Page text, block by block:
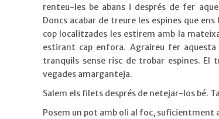
renteu-les be abans i després de fer
Doncs acabar de treure les espines que
cop localitzades les estirem amb la
estirant cap enfora. Agraireu fer aquesta
tranquils sense risc de trobar espines. El
vegades amarganteja.
Salem els filets després de netejar-los bé.
Posem un pot amb oli al foc, suficientment